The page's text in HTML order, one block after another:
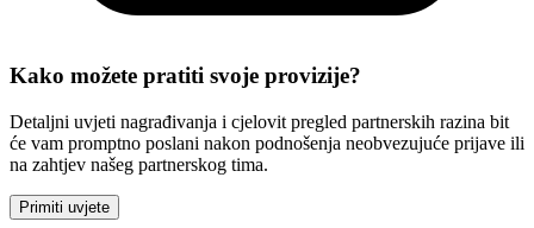
Kako možete pratiti svoje provizije?
Detaljni uvjeti nagrađivanja i cjelovit pregled partnerskih razina bit
će vam promptno poslani nakon podnošenja neobvezujuće prijave ili
na zahtjev našeg partnerskog tima.
Primiti uvjete